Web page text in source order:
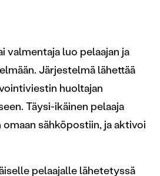
valmentaja luo pelaajan ja
Järjestelmä lähettää
huoltajan
Täysi-ikäinen pelaaja
sähköpostiin, ja aktivoi
pelaajalle lähetetyssä